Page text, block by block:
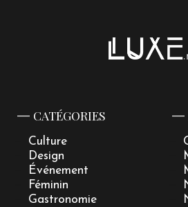
CATÉGORIES
Culture
Design
Événement
Féminin
Gastronomie